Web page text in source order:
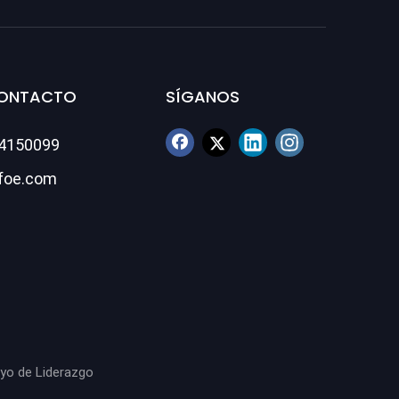
SÍGANOS
de Liderazgo